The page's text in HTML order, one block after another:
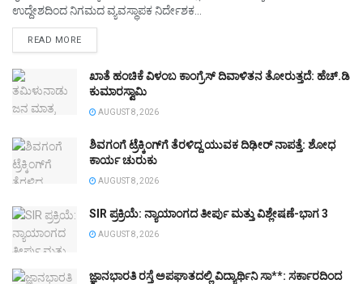
ಉದ್ದೇಶದಿಂದ ನಿಗಮದ ವ್ಯವಸ್ಥಾಪಕ ನಿರ್ದೇಶಕ...
READ MOREDETAILS
ಖಾತೆ ಹಂಚಿಕೆ ವಿಳಂಬ ಕಾಂಗ್ರೆಸ್ ದಿವಾಳಿತನ ತೋರುತ್ತದೆ: ಹೆಚ್.ಡಿ
ಕುಮಾರಸ್ವಾಮಿ
AUGUST 8, 2026
ಶಿವಗಂಗೆ ಟ್ರೆಕ್ಕಿಂಗ್‌ಗೆ ತೆರಳಿದ್ದ ಯುವಕ ದಿಢೀರ್‌ ನಾಪತ್ತೆ: ಶೋಧ
ಕಾರ್ಯ ಚುರುಕು
AUGUST 8, 2026
SIR ಪ್ರಕ್ರಿಯೆ: ನ್ಯಾಯಾಂಗದ ತೀರ್ಪು ಮತ್ತು ವಿಶ್ಲೇಷಣೆ-ಭಾಗ 3
AUGUST 8, 2026
ಜ್ಞಾನಭಾರತಿ ರಸ್ತೆ ಅಪಘಾತದಲ್ಲಿ ವಿದ್ಯಾರ್ಥಿನಿ ಸಾ**: ಸರ್ಕಾರದಿಂದ